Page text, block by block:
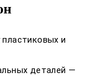
и
деталей —